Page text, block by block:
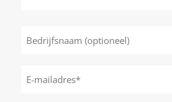
(optioneel)
mailadres